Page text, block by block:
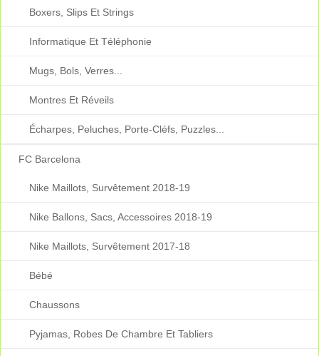
Boxers, Slips Et Strings
Informatique Et Téléphonie
Mugs, Bols, Verres...
Montres Et Réveils
Écharpes, Peluches, Porte-Cléfs, Puzzles...
FC Barcelona
Nike Maillots, Survêtement 2018-19
Nike Ballons, Sacs, Accessoires 2018-19
Nike Maillots, Survêtement 2017-18
Bébé
Chaussons
Pyjamas, Robes De Chambre Et Tabliers